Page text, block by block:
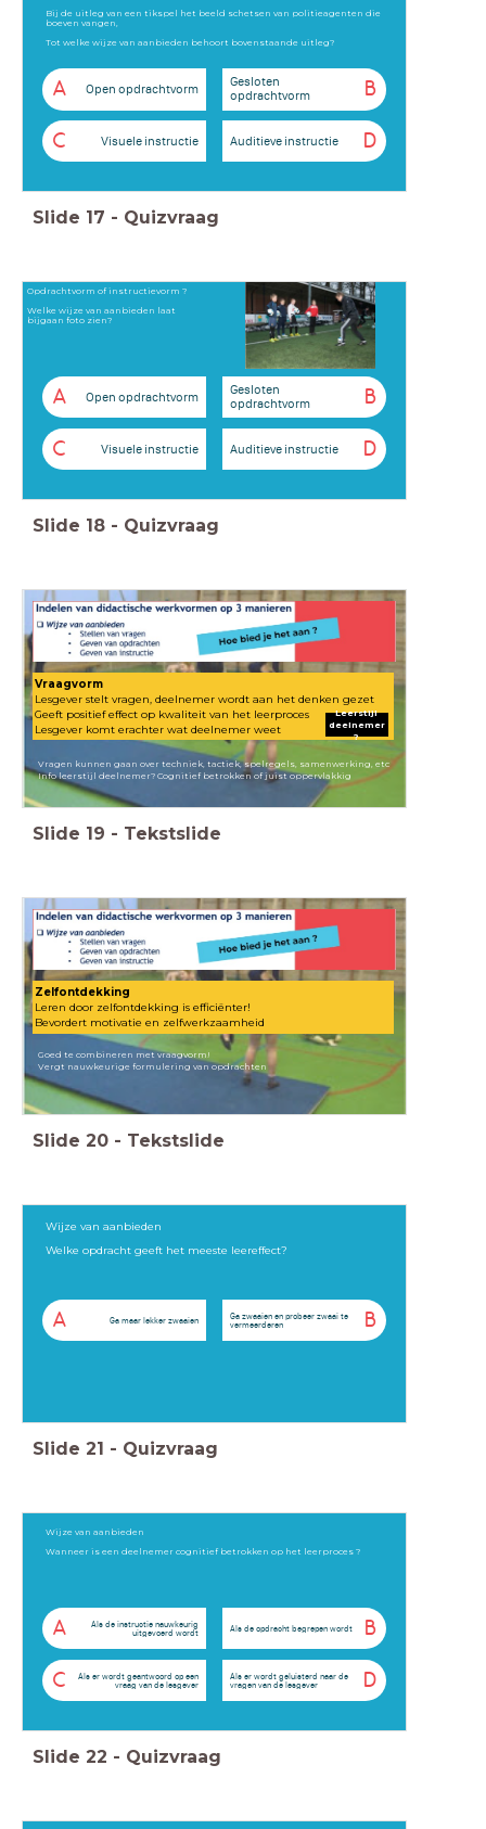
Bij de uitleg van een tikspel het beeld schetsen van politieagenten die
boeven vangen,
Tot welke wijze van aanbieden behoort bovenstaande uitleg?
A Open opdrachtvorm B
Gesloten
opdrachtvorm
C Visuele instructie D
Auditieve instructie
Slide 17 - Quizvraag
Opdrachtvorm of instructievorm ?
Welke wijze van aanbieden laat
bijgaan foto zien?
A Open opdrachtvorm B
Gesloten
opdrachtvorm
C Visuele instructie D
Auditieve instructie
Slide 18 - Quizvraag
Vraagvorm
Lesgever stelt vragen, deelnemer wordt aan het denken gezet
Geeft positief effect op kwaliteit van het leerproces
Lesgever komt erachter wat deelnemer weet
Vragen kunnen gaan over techniek, tactiek, spelregels, samenwerking, etc
Info leerstijl deelnemer? Cognitief betrokken of juist oppervlakkig
Leerstijl
deelnemer
?
Slide 19 - Tekstslide
Zelfontdekking
Leren door zelfontdekking is efficiënter!
Bevordert motivatie en zelfwerkzaamheid
Goed te combineren met vraagvorm!
Vergt nauwkeurige formulering van opdrachten
Slide 20 - Tekstslide
Wijze van aanbieden
Welke opdracht geeft het meeste leereffect?
A Ga maar lekker zwaaien B
Ga zwaaien en probeer zwaai te
vermeerderen
Slide 21 - Quizvraag
Wijze van aanbieden
Wanneer is een deelnemer cognitief betrokken op het leerproces ?
A
Als de instructie nauwkeurig
uitgevoerd wordt
B
Als de opdracht begrepen wordt
C
Als er wordt geantwoord op een
vraag van de lesgever
D
Als er wordt geluisterd naar de
vragen van de lesgever
Slide 22 - Quizvraag